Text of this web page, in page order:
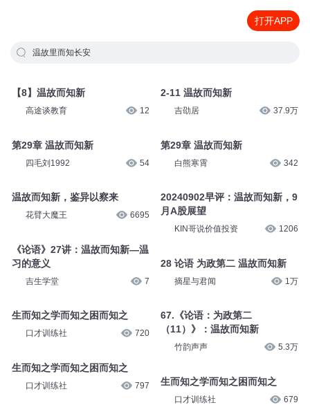
打开APP
温故里而知长安
【8】温故而知新
高途谈教育 12
第29章 温故而知新
四毛刘1992 54
温故而知新，鉴异以察来
花臂大魔王 6695
《论语》27讲：温故而知新—温
习的意义
吉生学堂 7
生而知之学而知之困而知之
口才训练社 720
生而知之学而知之困而知之
口才训练社 797
2-11 温故而知新
吉劭居 37.9万
第29章 温故而知新
白熊寒霄 342
20240902早评：温故而知新，9
月A股展望
KIN哥说价值投资 1206
28 论语 为政第二 温故而知新
摘星与君闻 1万
67.《论语：为政第二
（11）》：温故而知新
竹韵声声 5.3万
生而知之学而知之困而知之
口才训练社 679